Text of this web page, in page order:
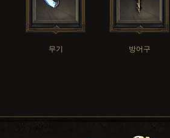
무기 방어구